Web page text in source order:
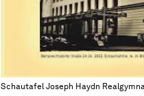
Schautafel Joseph Haydn